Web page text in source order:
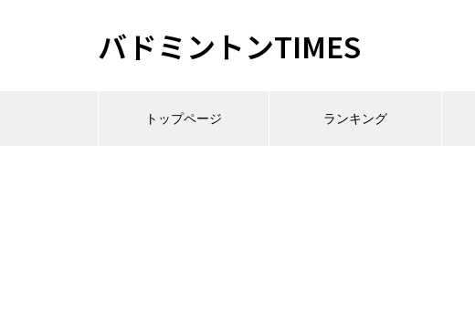
バドミントンTIMES
トップページ ランキング